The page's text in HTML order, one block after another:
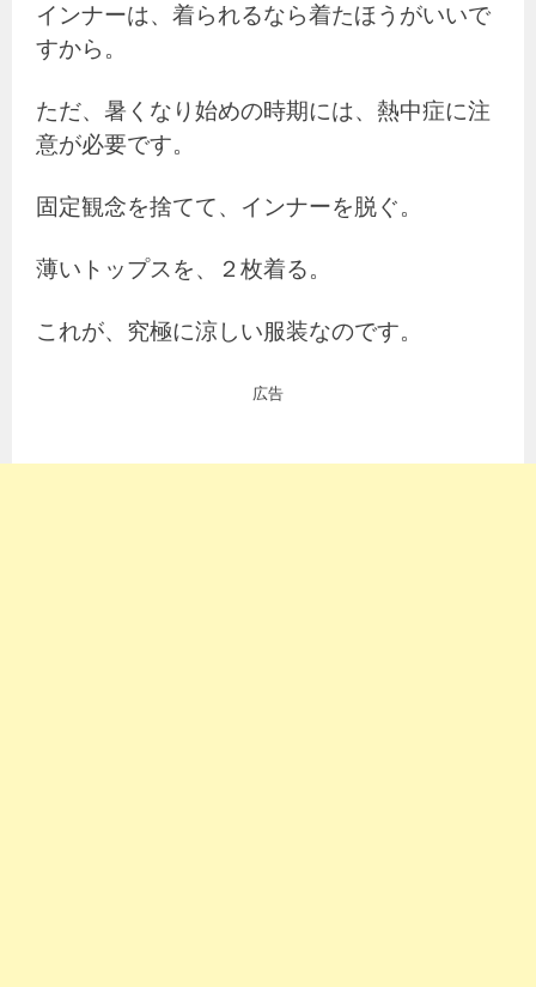
インナーは、着られるなら着たほうがいいで
すから。
ただ、暑くなり始めの時期には、熱中症に注
意が必要です。
固定観念を捨てて、インナーを脱ぐ。
薄いトップスを、２枚着る。
これが、究極に涼しい服装なのです。
広告